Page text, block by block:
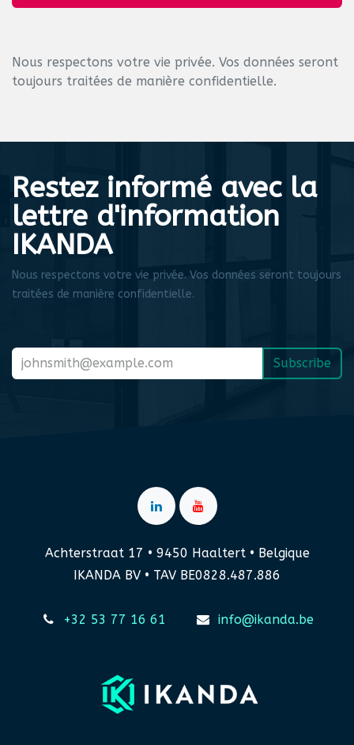
Nous respectons votre vie privée. Vos données seront
toujours traitées de manière confidentielle.
Restez informé avec la
lettre d'information
IKANDA
Nous respectons votre vie privée. Vos données seront toujours
traitées de manière confidentielle.
Subscribe
Achterstraat 17 • 9450 Haaltert • Belgique
IKANDA BV • TAV BE0828.487.886
+32 53 77 16 61 info@ikanda.be